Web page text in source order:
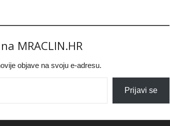
MRACLIN.HR
objave na svoju e-adresu.
Prijavi se